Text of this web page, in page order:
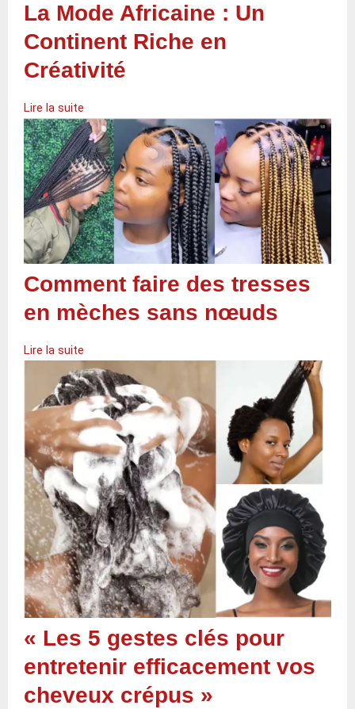
La Mode Africaine : Un
Continent Riche en
Créativité
Lire la suite
Comment faire des tresses
en mèches sans nœuds
Lire la suite
« Les 5 gestes clés pour
entretenir efficacement vos
cheveux crépus »